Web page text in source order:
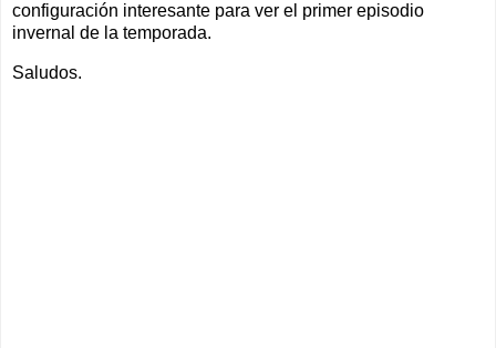
configuración interesante para ver el primer episodio
invernal de la temporada.
Saludos.